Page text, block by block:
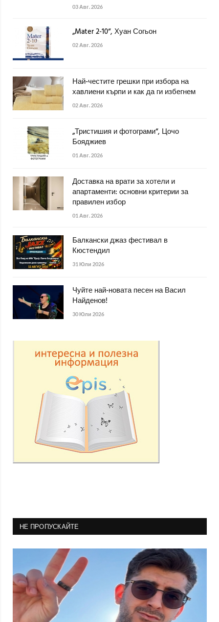
03 Авг. 2026
„Mater 2-10“, Хуан Согьон
02 Авг. 2026
Най-честите грешки при избора на
хавлиени кърпи и как да ги избегнем
02 Авг. 2026
„Тристишия и фотограми“, Цочо
Бояджиев
01 Авг. 2026
Доставка на врати за хотели и
апартаменти: основни критерии за
правилен избор
01 Авг. 2026
Балкански джаз фестивал в
Кюстендил
31 Юли 2026
Чуйте най-новата песен на Васил
Найденов!
30 Юли 2026
НЕ ПРОПУСКАЙТЕ